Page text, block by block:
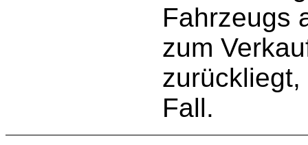
Fahrzeugs
zum
Fall.